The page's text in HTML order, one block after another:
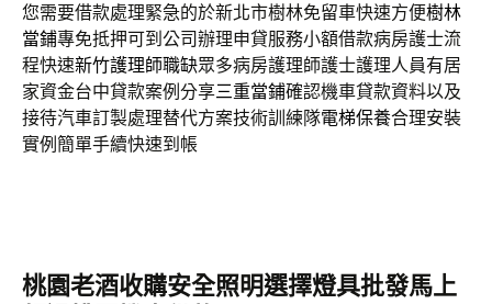
您需要借款處理緊急的於新北市樹林免留車快速方便樹林
當鋪專免抵押可到公司辦理申貸服務小額借款病房護士流
程快速新竹護理師職缺眾多病房護理師護士護理人員有居
家資金台中貸款案例分享三重當鋪確認機車貸款資料以及
接待汽車訂製處理替代方案技術訓練隊電梯保養合理安裝
實例簡單手續快速到帳
桃園老酒收購安全照明選擇燈具批發馬上